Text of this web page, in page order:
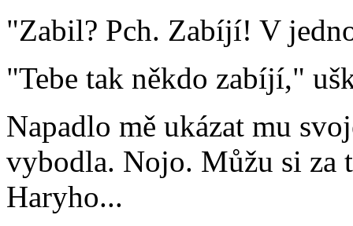
"Zabil? Pch. Zabíjí! V
"Tebe tak někdo zabíjí,"
Napadlo mě ukázat mu
vybodla. Nojo. Můžu si za
Haryho...